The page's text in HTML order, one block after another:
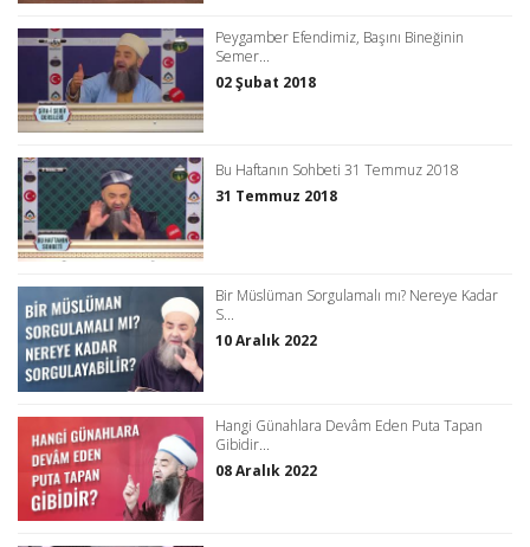
Peygamber Efendimiz, Başını Bineğinin
Semer...
02 Şubat 2018
Bu Haftanın Sohbeti 31 Temmuz 2018
31 Temmuz 2018
Bir Müslüman Sorgulamalı mı? Nereye Kadar
S...
10 Aralık 2022
Hangi Günahlara Devâm Eden Puta Tapan
Gibidir...
08 Aralık 2022